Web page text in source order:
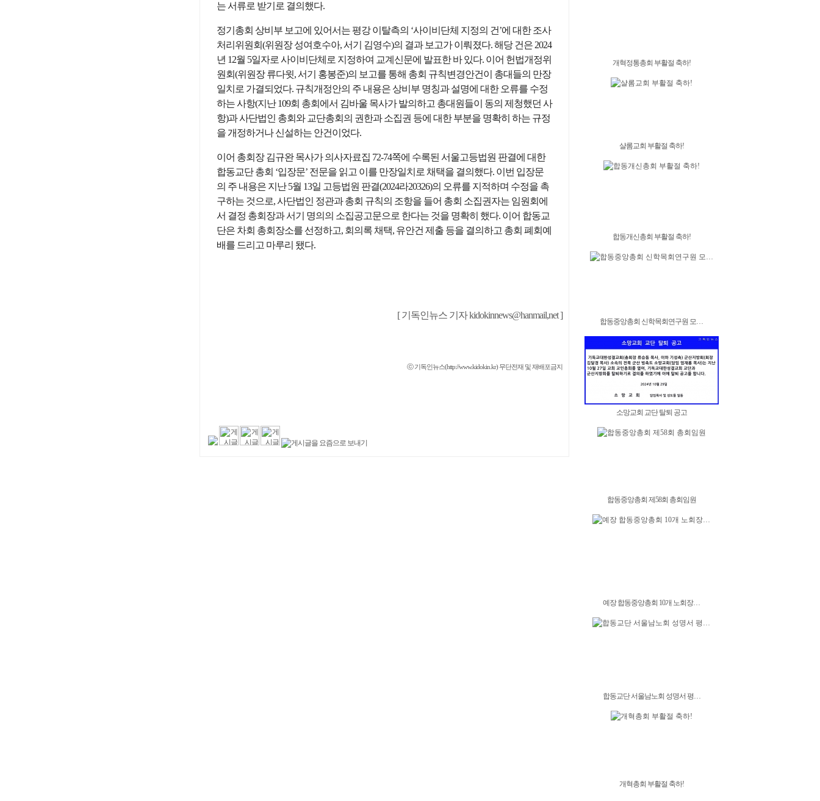
는 서류로 받기로 결의했다.
정기총회 상비부 보고에 있어서는 평강 이탈측의 ‘사이비단체 지정의 건’에 대한 조사
처리위원회(위원장 성여호수아, 서기 김영수)의 결과 보고가 이뤄졌다. 해당 건은 2024
년 12월 5일자로 사이비단체로 지정하여 교계신문에 발표한 바 있다. 이어 헌법개정위
원회(위원장 류다윗, 서기 홍봉준)의 보고를 통해 총회 규칙변경안건이 총대들의 만장
일치로 가결되었다. 규칙개정안의 주 내용은 상비부 명칭과 설명에 대한 오류를 수정
하는 사항(지난 109회 총회에서 김바울 목사가 발의하고 총대원들이 동의 제청했던 사
항)과 사단법인 총회와 교단총회의 권한과 소집권 등에 대한 부분을 명확히 하는 규정
을 개정하거나 신설하는 안건이었다.
이어 총회장 김규완 목사가 의사자료집 72-74쪽에 수록된 서울고등법원 판결에 대한
합동교단 총회 ‘입장문’ 전문을 읽고 이를 만장일치로 채택을 결의했다. 이번 입장문
의 주 내용은 지난 5월 13일 고등법원 판결(2024라20326)의 오류를 지적하며 수정을 촉
구하는 것으로, 사단법인 정관과 총회 규칙의 조항을 들어 총회 소집권자는 임원회에
서 결정 총회장과 서기 명의의 소집공고문으로 한다는 것을 명확히 했다. 이어 합동교
단은 차회 총회장소를 선정하고, 회의록 채택, 유안건 제출 등을 결의하고 총회 폐회예
배를 드리고 마루리 됐다.
[ 기독인뉴스 기자 kidokinnews@hanmail,net ]
ⓒ 기독인뉴스(http://www.kidokin.kr) 무단전재 및 재배포금지
개혁정통총회 부활절 축하!
샬롬교회 부활절 축하!
합동개신총회 부활절 축하!
합동중앙총회 신학목회연구원 모…
소망교회 교단 탈퇴 공고
합동중앙총회 제58회 총회임원
예장 합동중앙총회 10개 노회장…
합동교단 서울남노회 성명서 평…
개혁총회 부활절 축하!